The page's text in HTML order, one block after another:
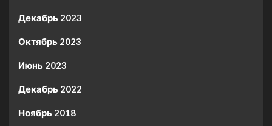
Декабрь 2023
Октябрь 2023
Июнь 2023
Декабрь 2022
Ноябрь 2018